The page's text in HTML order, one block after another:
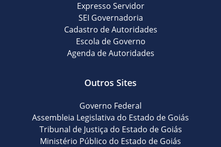
Expresso Servidor
SEI Governadoria
Cadastro de Autoridades
Escola de Governo
Agenda de Autoridades
Outros Sites
Governo Federal
Assembleia Legislativa do Estado de Goiás
Tribunal de Justiça do Estado de Goiás
Ministério Público do Estado de Goiás